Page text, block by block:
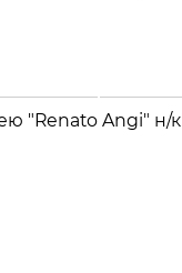
"Renato Angi" н/к